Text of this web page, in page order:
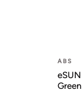
ABS